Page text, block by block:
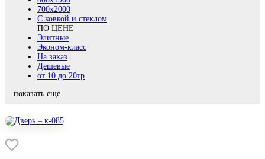
700x2000
С ковкой и стеклом
ПО ЦЕНЕ
Элитные
Эконом-класс
На заказ
Дешевые
от 10 до 20тр
показать еще